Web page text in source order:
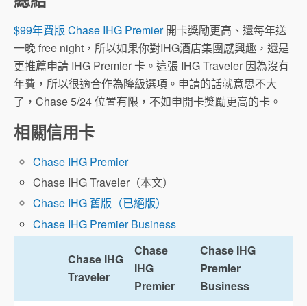
$99年費版 Chase IHG Premier開卡獎勵更高、還每年送
一晚 free night，所以如果你對IHG酒店集團感興趣，還是
更推薦申請 IHG Premier 卡。這張 IHG Traveler 因為沒有
年費，所以很適合作為降級選項。申請的話就意思不大
了，Chase 5/24 位置有限，不如申開卡獎勵更高的卡。
相關信用卡
Chase IHG Premier
Chase IHG Traveler（本文）
Chase IHG 舊版（已絕版）
Chase IHG Premier Business
Chase IHG
Traveler
Chase
IHG
Premier
Chase IHG
Premier
Business